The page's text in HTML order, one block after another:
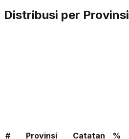
Distribusi per Provinsi
# Provinsi Catatan %